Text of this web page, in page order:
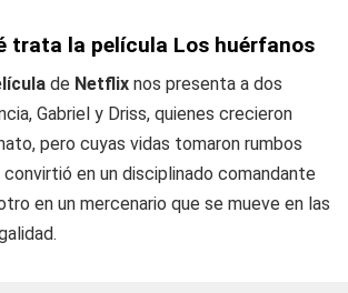
trata la película Los huérfanos
de Netflix nos presenta a dos
Gabriel y Driss, quienes crecieron
pero cuyas vidas tomaron rumbos
en un disciplinado comandante
en un mercenario que se mueve en las